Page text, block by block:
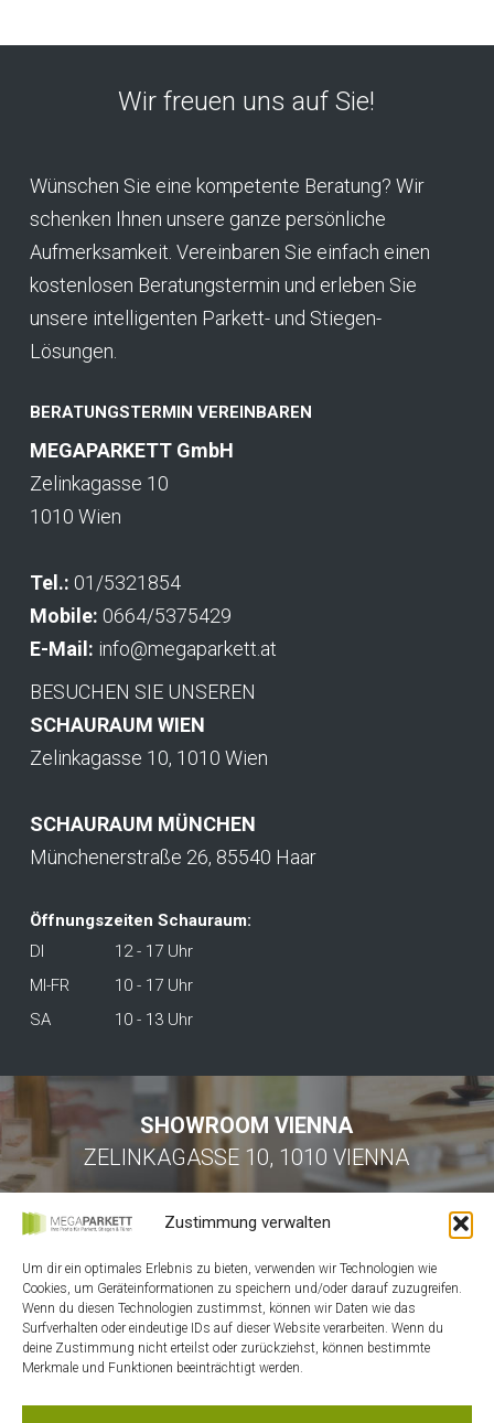
Zustimmung verwalten
Um dir ein optimales Erlebnis zu bieten, verwenden wir Technologien wie
Cookies, um Geräteinformationen zu speichern und/oder darauf zuzugreifen.
Wenn du diesen Technologien zustimmst, können wir Daten wie das
Surfverhalten oder eindeutige IDs auf dieser Website verarbeiten. Wenn du
deine Zustimmung nicht erteilst oder zurückziehst, können bestimmte
Merkmale und Funktionen beeinträchtigt werden.
Wir freuen uns auf Sie!
Wünschen Sie eine kompetente Beratung? Wir
schenken Ihnen unsere ganze persönliche
Aufmerksamkeit. Vereinbaren Sie einfach einen
kostenlosen Beratungstermin und erleben Sie
unsere intelligenten Parkett- und Stiegen-
Lösungen.
BERATUNGSTERMIN VEREINBAREN
MEGAPARKETT GmbH
Zelinkagasse 10
1010 Wien
Tel.: 01/5321854
Mobile: 0664/5375429
E-Mail: info@megaparkett.at
BESUCHEN SIE UNSEREN
SCHAURAUM WIEN
Zelinkagasse 10, 1010 Wien
SCHAURAUM MÜNCHEN
Münchenerstraße 26, 85540 Haar
Öffnungszeiten Schauraum:
DI
12 - 17 Uhr
MI-FR
10 - 17 Uhr
SA
10 - 13 Uhr
SHOWROOM VIENNA
ZELINKAGASSE 10, 1010 VIENNA
HOME
KONTAKT
MEIN ACCOUNT